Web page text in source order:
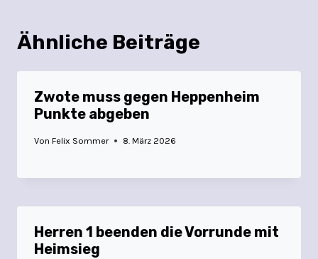
Ähnliche Beiträge
Zwote muss gegen Heppenheim
Punkte abgeben
Von Felix Sommer 8. März 2026
Herren 1 beenden die Vorrunde mit
Heimsieg